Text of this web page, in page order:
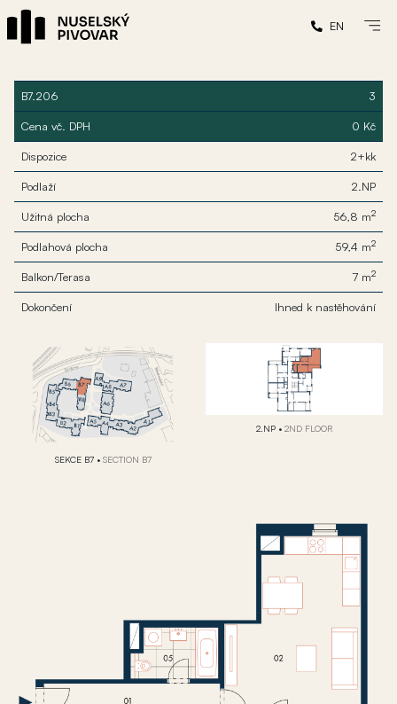
EN
B7.206 3
Cena vč. DPH 0 Kč
Dispozice 2+kk
Podlaží 2.NP
Užitná plocha 56,8 m2
Podlahová plocha 59,4 m2
Balkon/Terasa 7 m2
Dokončení Ihned k nastěhování
SEKCE B7 • SECTION B7
2.NP • 2ND FLOOR